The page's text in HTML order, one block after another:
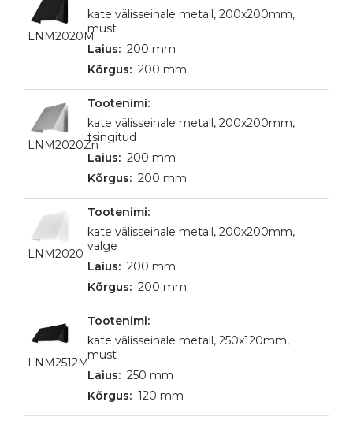
LNM2020M
kate välisseinale metall, 200x200mm,
must
200 mm
200 mm
LNM2020Zn
kate välisseinale metall, 200x200mm,
tsingitud
200 mm
200 mm
LNM2020
kate välisseinale metall, 200x200mm,
valge
200 mm
200 mm
LNM2512M
kate välisseinale metall, 250x120mm,
must
250 mm
120 mm